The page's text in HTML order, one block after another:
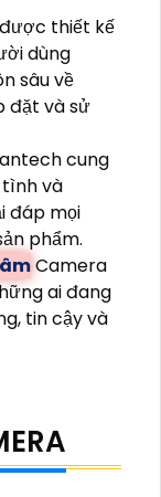
thiết kế
dùng
sâu về
đặt và sử
cung
và
đáp mọi
phẩm.
Camera
ai đang
tin cậy và